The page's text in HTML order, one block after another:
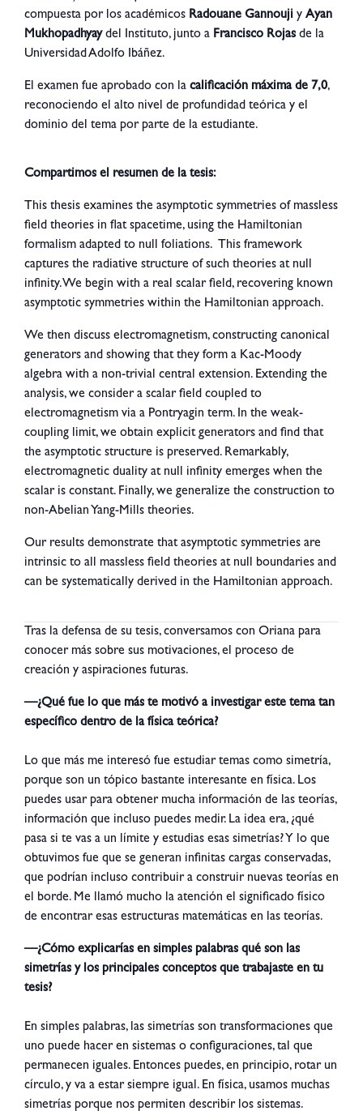
compuesta por los académicos Radouane Gannouji y Ayan
Mukhopadhyaydel Instituto, junto a Francisco Rojas de la
Universidad Adolfo Ibáñez.
El examen fue aprobado con la calificación máxima de 7,0,
reconociendo el alto nivel de profundidad teórica y el
dominio del tema por parte de la estudiante.
Compartimos el resumen de la tesis:
This thesis examines the asymptotic symmetries of massless
field theories in flat spacetime, using the Hamiltonian
formalism adapted to null foliations. This framework
captures the radiative structure of such theories at null
infinity. We begin with a real scalar field, recovering known
asymptotic symmetries within the Hamiltonian approach.
We then discuss electromagnetism, constructing canonical
generators and showing that they form a Kac-Moody
algebra with a non-trivial central extension. Extending the
analysis, we consider a scalar field coupled to
electromagnetism via a Pontryagin term. In the weak-
coupling limit, we obtain explicit generators and find that
the asymptotic structure is preserved. Remarkably,
electromagnetic duality at null infinity emerges when the
scalar is constant. Finally, we generalize the construction to
non-Abelian Yang-Mills theories.
Our results demonstrate that asymptotic symmetries are
intrinsic to all massless field theories at null boundaries and
can be systematically derived in the Hamiltonian approach.
Tras la defensa de su tesis, conversamos con Oriana para
conocer más sobre sus motivaciones, el proceso de
creación y aspiraciones futuras.
—¿Qué fue lo que más te motivó a investigar este tema tan
específico dentro de la física teórica?
Lo que más me interesó fue estudiar temas como simetría,
porque son un tópico bastante interesante en física. Los
puedes usar para obtener mucha información de las teorías,
información que incluso puedes medir. La idea era, ¿qué
pasa si te vas a un límite y estudias esas simetrías? Y lo que
obtuvimos fue que se generan infinitas cargas conservadas,
que podrían incluso contribuir a construir nuevas teorías en
el borde. Me llamó mucho la atención el significado físico
de encontrar esas estructuras matemáticas en las teorías.
—¿Cómo explicarías en simples palabras qué son las
simetrías y los principales conceptos que trabajaste en tu
tesis?
En simples palabras, las simetrías son transformaciones que
uno puede hacer en sistemas o configuraciones, tal que
permanecen iguales. Entonces puedes, en principio, rotar un
círculo, y va a estar siempre igual. En física, usamos muchas
simetrías porque nos permiten describir los sistemas.